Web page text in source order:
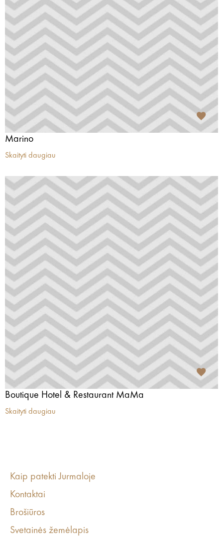
Marino
Skaityti daugiau
Boutique Hotel & Restaurant MaMa
Skaityti daugiau
Kaip patekti Jurmaloje
Kontaktai
Brošiūros
Svetainės žemėlapis